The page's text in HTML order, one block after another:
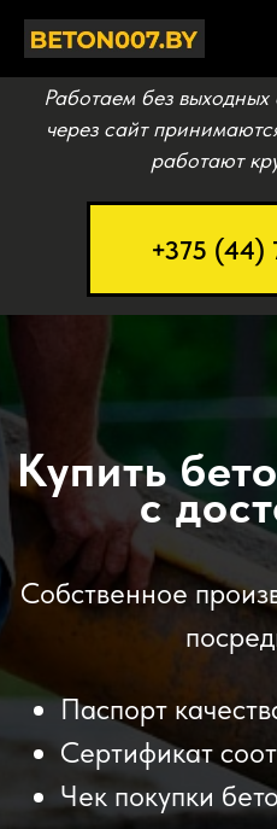
Работаем без
через сайт
работают
+375 (44)
Купить
с
Собственное
Паспорт
Сертификат
Чек покупки